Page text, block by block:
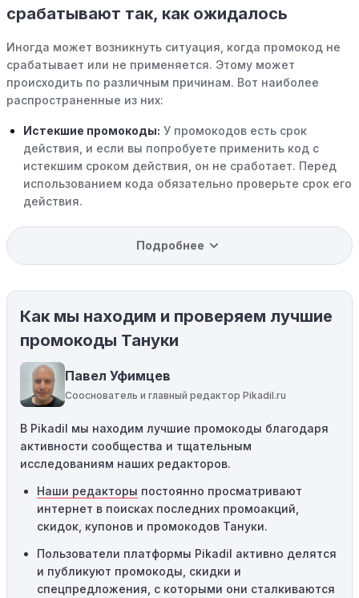
срабатывают так, как ожидалось
Иногда может возникнуть ситуация, когда промокод не
срабатывает или не применяется. Этому может
происходить по различным причинам. Вот наиболее
распространенные из них:
Истекшие промокоды: У промокодов есть срок
действия, и если вы попробуете применить код с
истекшим сроком действия, он не сработает. Перед
использованием кода обязательно проверьте срок его
действия.
Уже со скидкой:В некоторых случаях интересующий
вас товар может быть уже со скидкой. Некоторые
магазины предлагают скидки и акции напрямую, без
Ограничения на использование промокода:
Некоторые промокоды распространяются только на
определенные товары, бренды или категории. Если вы
пытаетесь применить код к товару, не
соответствующему критериям, он не сработает.
промокоды требуют соблюдения минимального
порога покупки, чтобы получить право на скидку. Если
сумма в корзине не соответствует указанному порогу,
код не сработает.
Географические ограничения:Действие некоторых
промокодов может быть ограничено определенными
местами или регионами. Если вы находитесь за
пределами указанного региона, то код не будет
применяться.
Подробнее
Как мы находим и проверяем лучшие
промокоды Тануки
Павел Уфимцев
Сооснователь и главный редактор Pikadil.ru
В Pikadil мы находим лучшие промокоды благодаря
активности сообщества и тщательным
исследованиям наших редакторов.
Наши редакторы постоянно просматривают
интернет в поисках последних промоакций,
скидок, купонов и промокодов Тануки.
Пользователи платформы Pikadil активно делятся
и публикуют промокоды, скидки и
спецпредложения, с которыми они сталкиваются